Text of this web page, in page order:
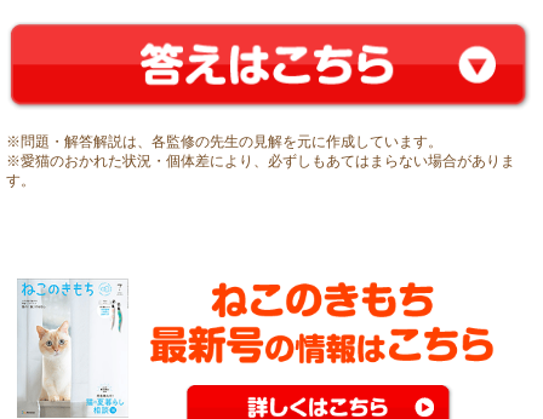
※問題・解答解説は、各監修の先生の見解を元に作成しています。
※愛猫のおかれた状況・個体差により、必ずしもあてはまらない場合がありま
す。